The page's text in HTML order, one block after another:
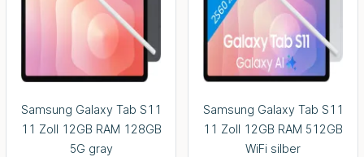
Samsung Galaxy Tab S11
11 Zoll 12GB RAM 128GB
5G gray
Samsung Galaxy Tab S11
11 Zoll 12GB RAM 512GB
WiFi silber